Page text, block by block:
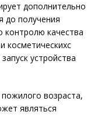
дополнительно
до получения
качества
косметическихс
устройства
возраста,
являться